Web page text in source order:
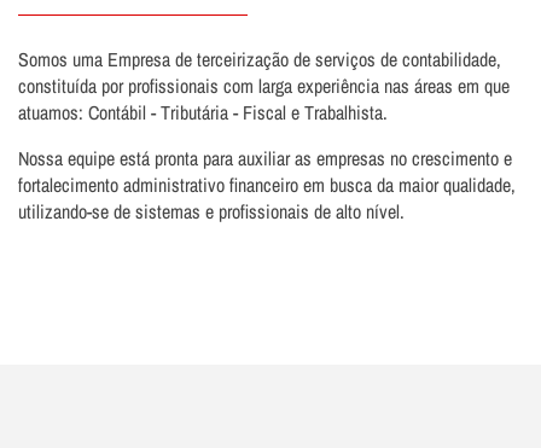
Somos uma Empresa de terceirização de serviços de contabilidade,
constituída por profissionais com larga experiência nas áreas em que
atuamos: Contábil - Tributária - Fiscal e Trabalhista.
Nossa equipe está pronta para auxiliar as empresas no crescimento e
fortalecimento administrativo financeiro em busca da maior qualidade,
utilizando-se de sistemas e profissionais de alto nível.